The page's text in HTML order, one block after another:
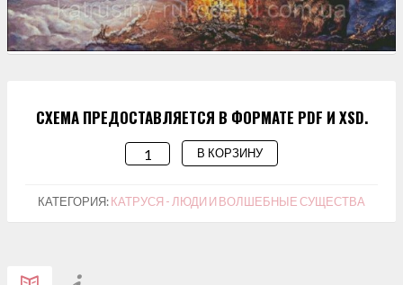
СХЕМА ПРЕДОСТАВЛЯЕТСЯ В ФОРМАТЕ PDF И XSD.
КОЛИЧЕСТВО
СХЕМА
ДЛЯ
В КОРЗИНУ
КАТЕГОРИЯ:КАТРУСЯ - ЛЮДИ И ВОЛШЕБНЫЕ СУЩЕСТВА